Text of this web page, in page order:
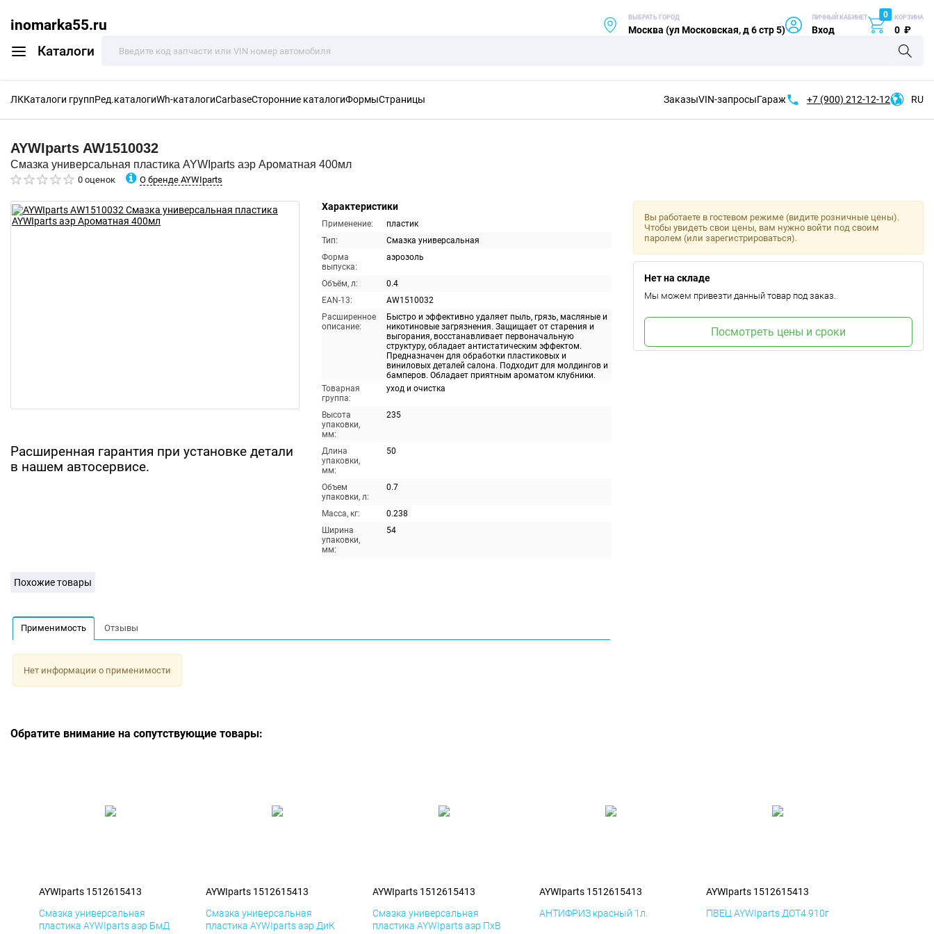
inomarka55.ru
Каталоги
ВЫБРАТЬ ГОРОД
Москва (ул Московская, д 6 стр 5)
ЛИЧНЫЙ КАБИНЕТ
Вход
0 КОРЗИНА
0 ₽
ЛККаталоги группРед.каталогиWh-каталогиCarbaseСторонние каталогиФормыСтраницы ЗаказыVIN-запросыГараж +7 (900) 212-12-12 RU
AYWIparts AW1510032
Смазка универсальная пластика AYWIparts аэр Ароматная 400мл
0 оценок О бренде AYWIparts
Расширенная гарантия при установке детали
в нашем автосервисе.
Характеристики
Применение:
пластик
Тип:
Смазка универсальная
Форма
выпуска:
аэрозоль
Объём, л:
0.4
EAN-13:
AW1510032
Расширенное
описание:
Быстро и эффективно удаляет пыль, грязь, масляные и
никотиновые загрязнения. Защищает от старения и
выгорания, восстанавливает первоначальную
структуру, обладает антистатическим эффектом.
Предназначен для обработки пластиковых и
виниловых деталей салона. Подходит для молдингов и
бамперов. Обладает приятным ароматом клубники.
Товарная
группа:
уход и очистка
Высота
упаковки,
мм:
235
Длина
упаковки,
мм:
50
Объем
упаковки, л:
0.7
Масса, кг:
0.238
Ширина
упаковки,
мм:
54
Вы работаете в гостевом режиме (видите розничные цены).
Чтобы увидеть свои цены, вам нужно войти под своим
паролем (или зарегистрироваться).
Нет на складе
Мы можем привезти данный товар под заказ.
Посмотреть цены и сроки
Похожие товары
Применимость Отзывы
Нет информации о применимости
Обратите внимание на сопутствующие товары:
AYWIparts 1512615413
Смазка универсальная
пластика AYWIparts аэр БмД
AYWIparts 1512615413
Смазка универсальная
пластика AYWIparts аэр ДиК
AYWIparts 1512615413
Смазка универсальная
пластика AYWIparts аэр ПхВ
AYWIparts 1512615413
АНТИФРИЗ красный 1л.
AYWIparts 1512615413
ПВЕЦ AYWIparts ДОТ4 910г